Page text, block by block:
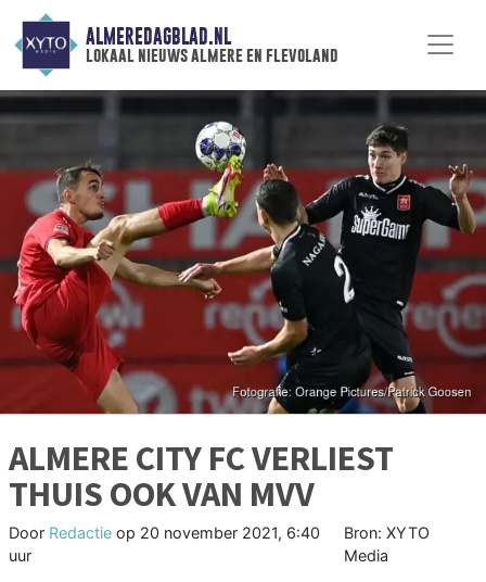
ALMEREDAGBLAD.NL
lokaal nieuws almere en flevoland
ALMERE CITY FC VERLIEST
THUIS OOK VAN MVV
Door Redactie op 20 november 2021, 6:40
uur
Bron: XYTO
Media